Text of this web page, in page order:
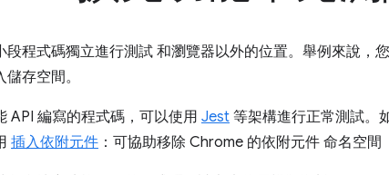
段程式碼獨立進行測試 和瀏覽器以外的位置。舉例來說，
存空間。
API 編寫的程式碼，可以使用 Jest 等架構進行正常測試。
插入依附元件 ：可協助移除 Chrome 的依附元件 命名空間